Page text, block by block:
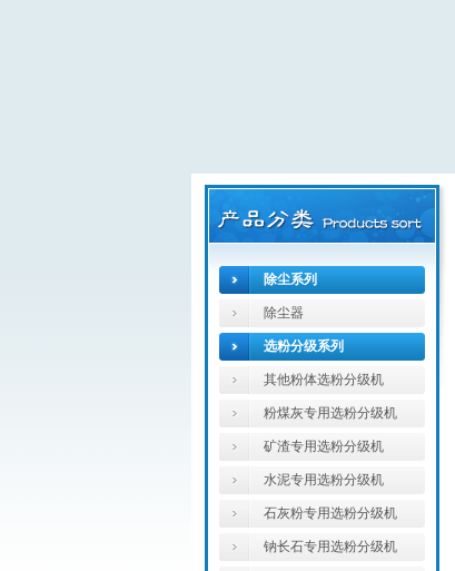
除尘系列
除尘器
选粉分级系列
其他粉体选粉分级机
粉煤灰专用选粉分级机
矿渣专用选粉分级机
水泥专用选粉分级机
石灰粉专用选粉分级机
钠长石专用选粉分级机